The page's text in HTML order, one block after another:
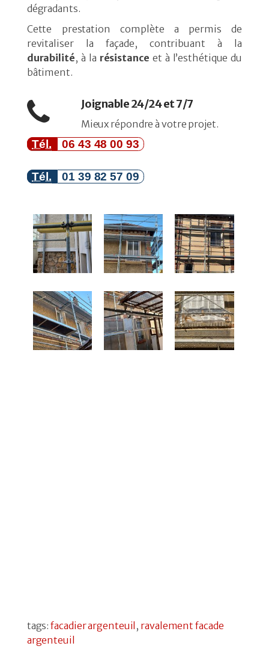
dégradants.
Cette prestation complète a permis de
revitaliser la façade, contribuant à la
durabilité, à la résistance et à l’esthétique du
bâtiment.
Joignable 24/24 et 7/7
Mieux répondre à votre projet.
Tél. 06 43 48 00 93
Tél. 01 39 82 57 09
tags:facadier argenteuil , ravalement facade
argenteuil